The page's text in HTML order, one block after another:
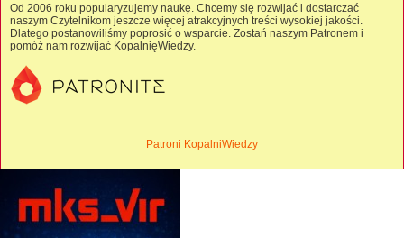
Od 2006 roku popularyzujemy naukę. Chcemy się rozwijać i dostarczać
naszym Czytelnikom jeszcze więcej atrakcyjnych treści wysokiej jakości.
Dlatego postanowiliśmy poprosić o wsparcie. Zostań naszym Patronem i
pomóż nam rozwijać KopalnięWiedzy.
Patroni KopalniWiedzy